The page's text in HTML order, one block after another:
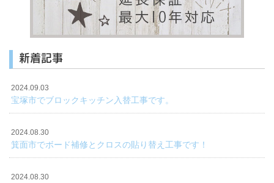
新着記事
2024.09.03
宝塚市でブロックキッチン入替工事です。
2024.08.30
箕面市でボード補修とクロスの貼り替え工事です！
2024.08.30